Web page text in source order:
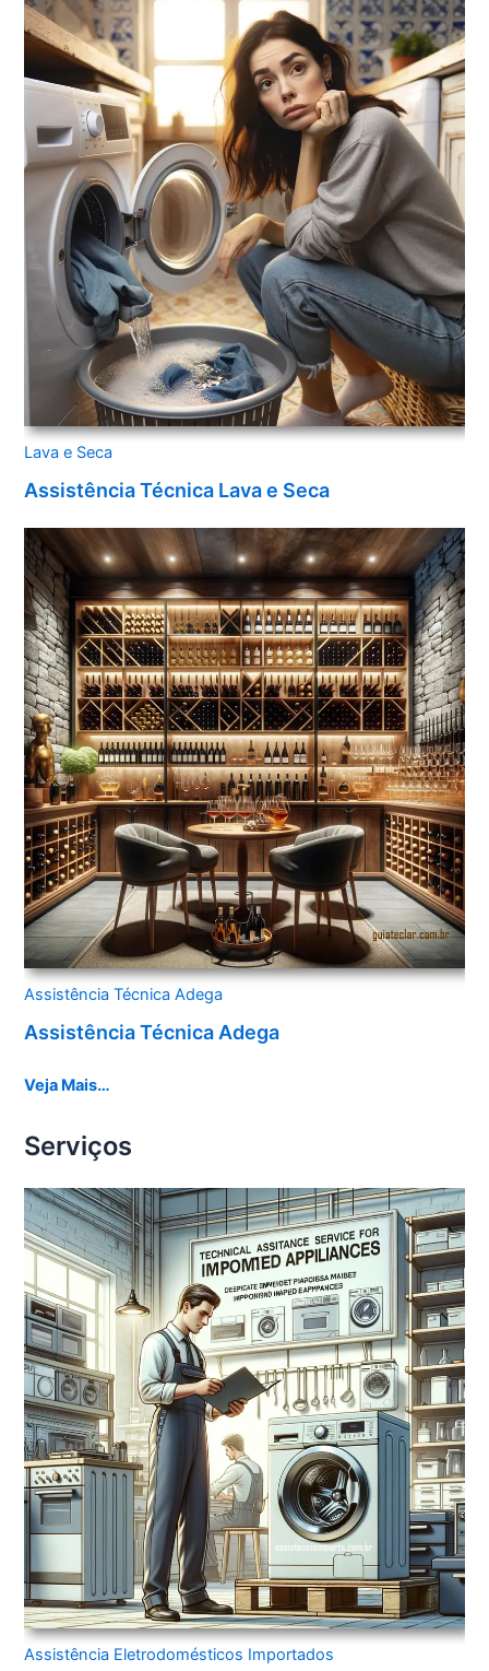
Lava e Seca
Assistência Técnica Lava e Seca
Assistência Técnica Adega
Assistência Técnica Adega
Veja Mais…
Serviços
Assistência Eletrodomésticos Importados